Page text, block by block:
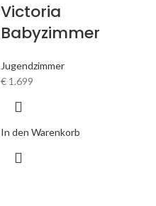
Victoria
Babyzimmer
Jugendzimmer
€ 1.699
In den Warenkorb